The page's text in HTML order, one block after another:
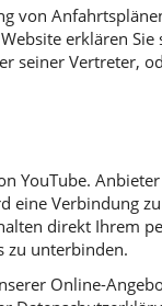
von
erklären
seiner Vertreter,
Verbindung
direkt Ihrem
zu unterbinden.
Online-